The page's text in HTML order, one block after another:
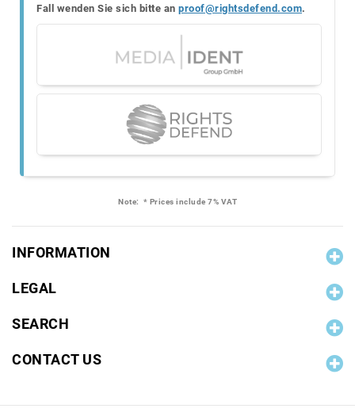
Fall wenden Sie sich bitte an proof@rightsdefend.com.
Note: * Prices include 7% VAT
INFORMATION
LEGAL
SEARCH
CONTACT US